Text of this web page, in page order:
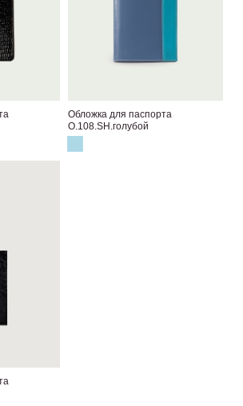
Обложка для паспорта
O.108.SH.голубой